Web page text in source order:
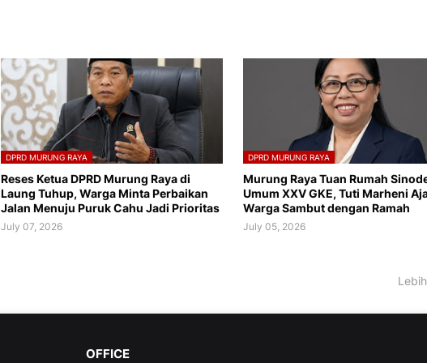
DPRD MURUNG RAYA
Reses Ketua DPRD Murung Raya di
Laung Tuhup, Warga Minta Perbaikan
Jalan Menuju Puruk Cahu Jadi Prioritas
July 07, 2026
DPRD MURUNG RAYA
Murung Raya Tuan Rumah
Umum XXV GKE, Tuti Marheni
Warga Sambut dengan Ramah
July 05, 2026
OFFICE